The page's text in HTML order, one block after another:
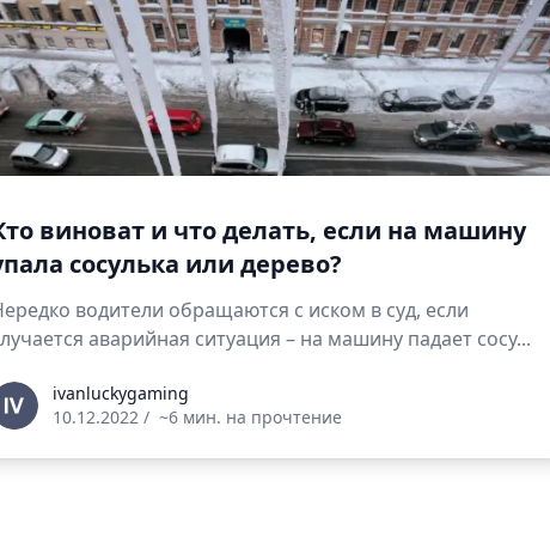
виноват и что делать, если на машину
сосулька или дерево?
водители обращаются с иском в суд, если
аварийная ситуация – на машину падает сосу...
ivanluckygaming
10.12.2022 / ~6 мин. на прочтение